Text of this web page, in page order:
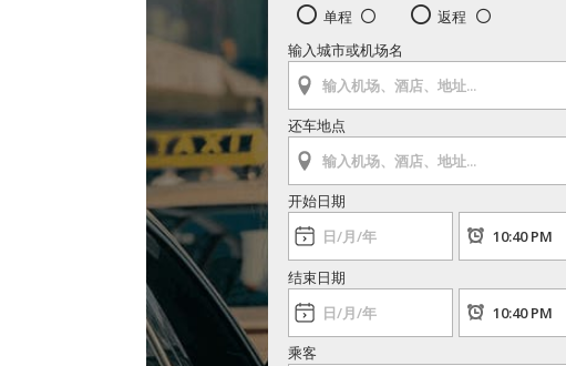
单程
返程
输入城市或机场名
还车地点
开始日期
结束日期
乘客